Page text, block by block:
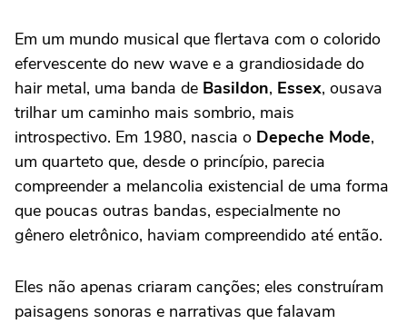
Em um mundo musical que flertava com o colorido
efervescente do new wave e a grandiosidade do
hair metal, uma banda de Basildon, Essex, ousava
trilhar um caminho mais sombrio, mais
introspectivo. Em 1980, nascia o Depeche Mode,
um quarteto que, desde o princípio, parecia
compreender a melancolia existencial de uma forma
que poucas outras bandas, especialmente no
gênero eletrônico, haviam compreendido até então.
Eles não apenas criaram canções; eles construíram
paisagens sonoras e narrativas que falavam